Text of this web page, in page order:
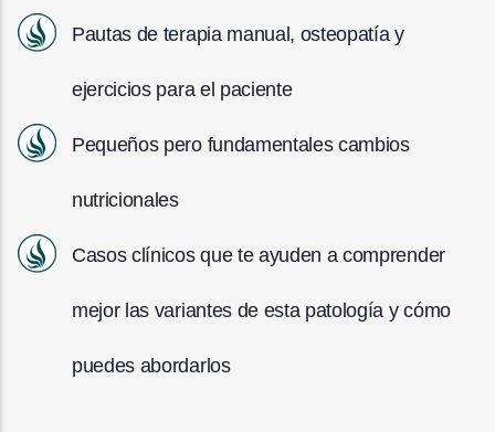
Pautas de terapia manual, osteopatía y
ejercicios para el paciente
Pequeños pero fundamentales cambios
nutricionales
Casos clínicos que te ayuden a comprender
mejor las variantes de esta patología y cómo
puedes abordarlos